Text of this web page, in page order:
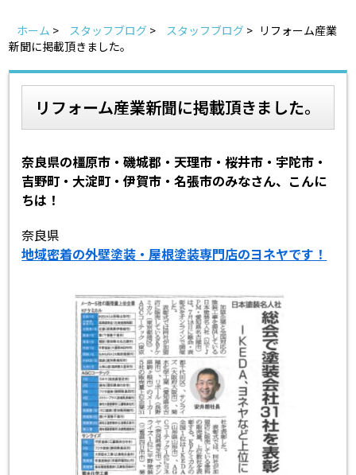
地域の事例がいっぱい
Home お客様の声
スタッフブログ 屋根リフォームについて
雨漏りについて
アパート・マンション修繕
見積もりシミュレーション
ホーム > スタッフブログ > スタッフブログ > リフォーム産業
新聞に掲載頂きました。
リフォーム産業新聞に掲載頂きました。
奈良県の橿原市・磯城郡・天理市・桜井市・宇陀市・
吉野町・大淀町・伊賀市・名張市のみなさん、こんに
ちは！
奈良県
地域密着の外壁塗装・屋根塗装専門店のヨネヤです！